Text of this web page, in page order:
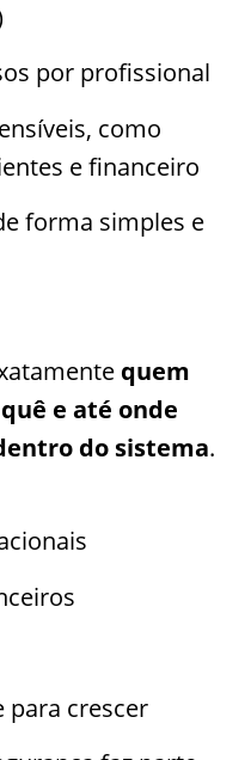
por profissional
como
e financeiro
forma simples e
quem
e até onde
do sistema.
para crescer